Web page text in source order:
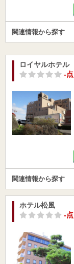
関連情報から探す
ロイヤルホテ
-点
関連情報から探す
ホテル松風
-点